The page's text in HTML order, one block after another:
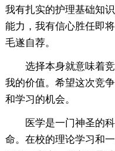
我有扎实的护理基础知
能力，我有信心胜任即
毛遂自荐。
选择本身就意味着
我的价值。希望这次竞
和学习的机会。
医学是一门神圣的
命。在校的理论学习和